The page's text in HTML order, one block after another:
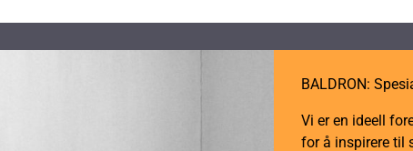
BALDRON:
Vi er en ideell
for å inspirere til